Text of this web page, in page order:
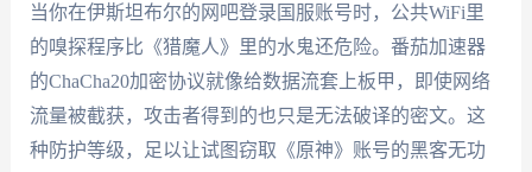
当你在伊斯坦布尔的网吧登录国服账号时，公共WiFi里
的嗅探程序比《猎魔人》里的水鬼还危险。番茄加速器
的ChaCha20加密协议就像给数据流套上板甲，即使网络
流量被截获，攻击者得到的也只是无法破译的密文。这
种防护等级，足以让试图窃取《原神》账号的黑客无功